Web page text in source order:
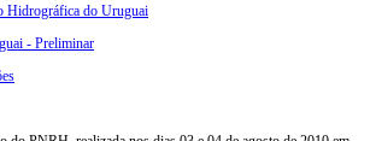
Hidrográfica do Uruguai
- Preliminar